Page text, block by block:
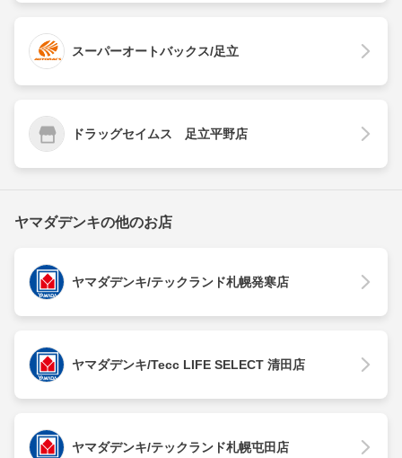
スーパーオートバックス/足立
ドラッグセイムス 足立平野店
ヤマダデンキの他のお店
ヤマダデンキ/テックランド札幌発寒店
ヤマダデンキ/Tecc LIFE SELECT 清田店
ヤマダデンキ/テックランド札幌屯田店